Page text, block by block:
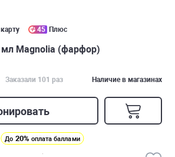
45 Плюс
мл Magnolia (фарфор)
Заказали 101 раз Наличие в магазинах
До 20% оплата баллами